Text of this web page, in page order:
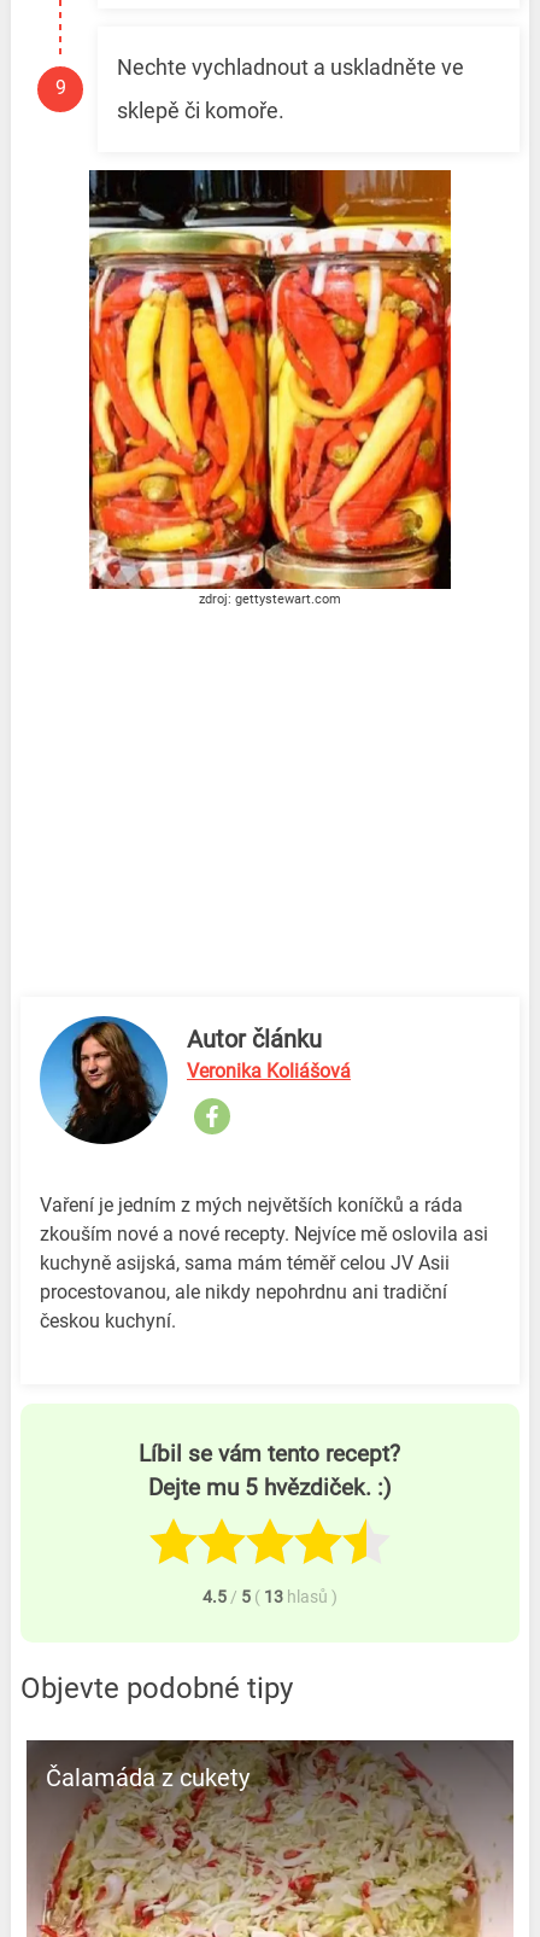
Nechte vychladnout a uskladněte ve
sklepě či komoře.
zdroj: gettystewart.com
Autor článku
Veronika Koliášová
Vaření je jedním z mých největších koníčků a ráda
zkouším nové a nové recepty. Nejvíce mě oslovila asi
kuchyně asijská, sama mám téměř celou JV Asii
procestovanou, ale nikdy nepohrdnu ani tradiční
českou kuchyní.
Líbil se vám tento recept?
Dejte mu 5 hvězdiček. :)
4.5 / 5 ( 13 hlasů )
Objevte podobné tipy
Čalamáda z cukety